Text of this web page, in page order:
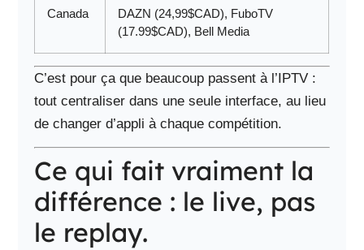
Canada
DAZN (24,99$CAD), FuboTV
(17.99$CAD), Bell Media
C’est pour ça que beaucoup passent à l’IPTV :
tout centraliser dans une seule interface, au lieu
de changer d’appli à chaque compétition.
Ce qui fait vraiment la
différence : le live, pas
le replay.